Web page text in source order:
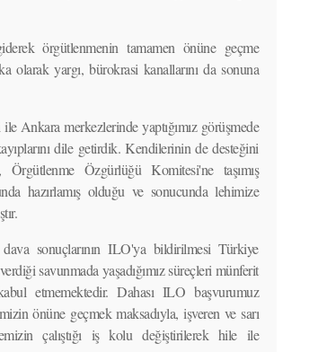
örgütlenmenin tamamen önüne geçme
olarak yargı, bürokrasi kanallarını da sonuna
Ankara merkezlerinde yaptığımız görüşmede
dile getirdik. Kendilerinin de desteğini
Özgürlüğü Komitesi'ne taşımış
hazırlamış olduğu ve sonucunda lehimize
sonuçlarının ILO'ya bildirilmesi Türkiye
savunmada yaşadığımız süreçleri münferit
etmemektedir. Dahası ILO başvurumuz
önüne geçmek maksadıyla, işveren ve sarı
çalıştığı iş kolu değiştirilerek hile ile